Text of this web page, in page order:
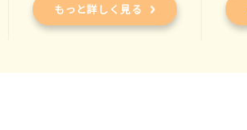
もっと詳しく見る